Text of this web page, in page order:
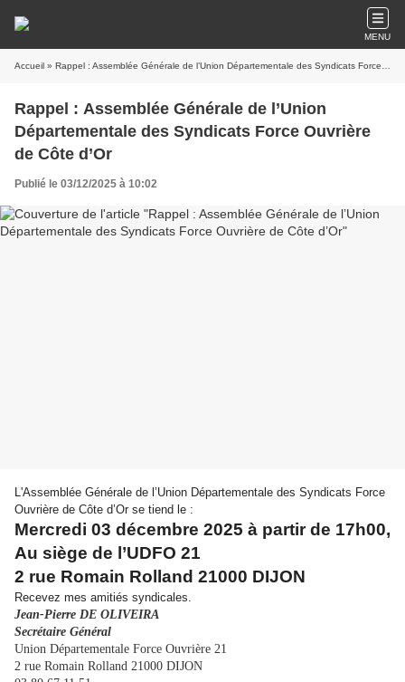
MENU
Accueil » Rappel : Assemblée Générale de l’Union Départementale des Syndicats Force Ouvrière de Côte d’Or
Rappel : Assemblée Générale de l’Union
Départementale des Syndicats Force Ouvrière
de Côte d’Or
Publié le 03/12/2025 à 10:02
L'Assemblée Générale de l’Union Départementale des Syndicats Force
Ouvrière de Côte d’Or se tiend le :
Mercredi 03 décembre 2025 à partir de 17h00,
Au siège de l’UDFO 21
2 rue Romain Rolland 21000 DIJON
Recevez mes amitiés syndicales.
Jean-Pierre DE OLIVEIRA
Secrétaire Général
Union Départementale Force Ouvrière 21
2 rue Romain Rolland 21000 DIJON